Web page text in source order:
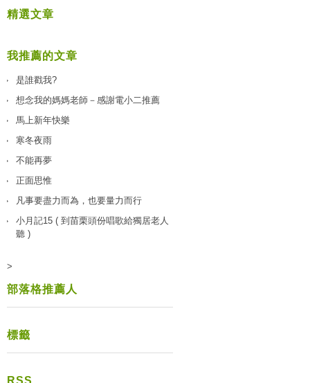
精選文章
我推薦的文章
是誰戳我?
想念我的媽媽老師－感謝電小二推薦
馬上新年快樂
寒冬夜雨
不能再夢
正面思惟
凡事要盡力而為，也要量力而行
小月記15 ( 到苗栗頭份唱歌給獨居老人
聽 )
>
部落格推薦人
標籤
RSS